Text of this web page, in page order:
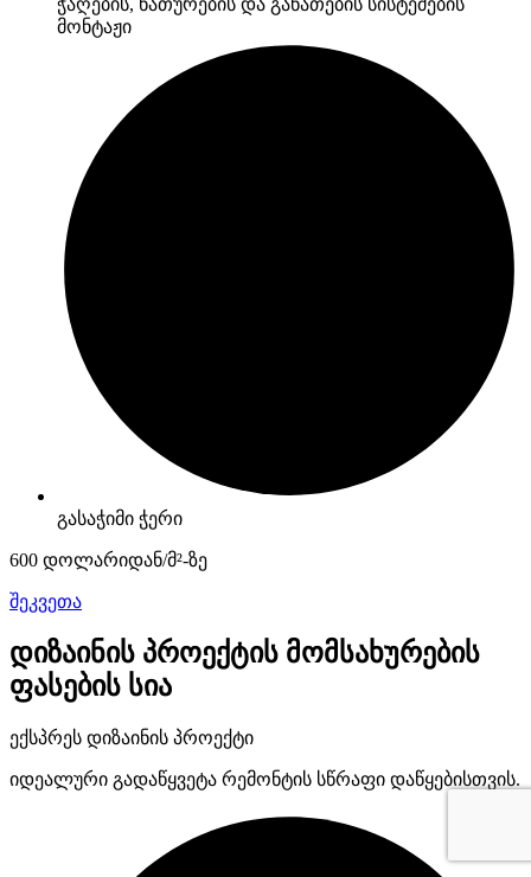
ჭაღების, ნათურების და განათების სისტემების
მონტაჟი
გასაჭიმი ჭერი
600 დოლარიდან/მ²-ზე
შეკვეთა
დიზაინის პროექტის მომსახურების
ფასების სია
ექსპრეს დიზაინის პროექტი
იდეალური გადაწყვეტა რემონტის სწრაფი დაწყებისთვის.